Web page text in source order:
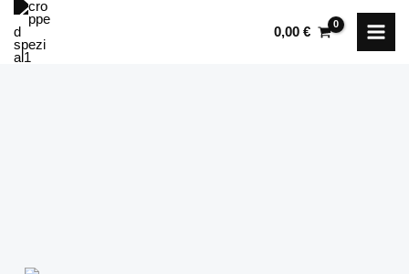
Zum
Inhalt
springen
0,00 €